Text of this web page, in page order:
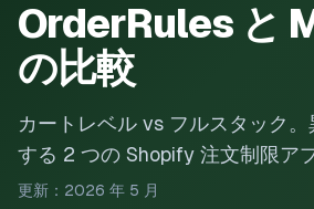
OrderRules と
の比較
カートレベル vs フルスタック
する 2 つの Shopify 注文制限アプ
更新：2026 年 5 月